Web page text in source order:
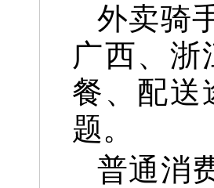
外卖骑
广西、
餐、配送
题。
普通消